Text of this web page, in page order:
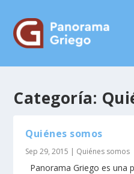
Categoría:
Quiénes somos
Sep 29, 2015 | Quiénes somos
Panorama Griego es una